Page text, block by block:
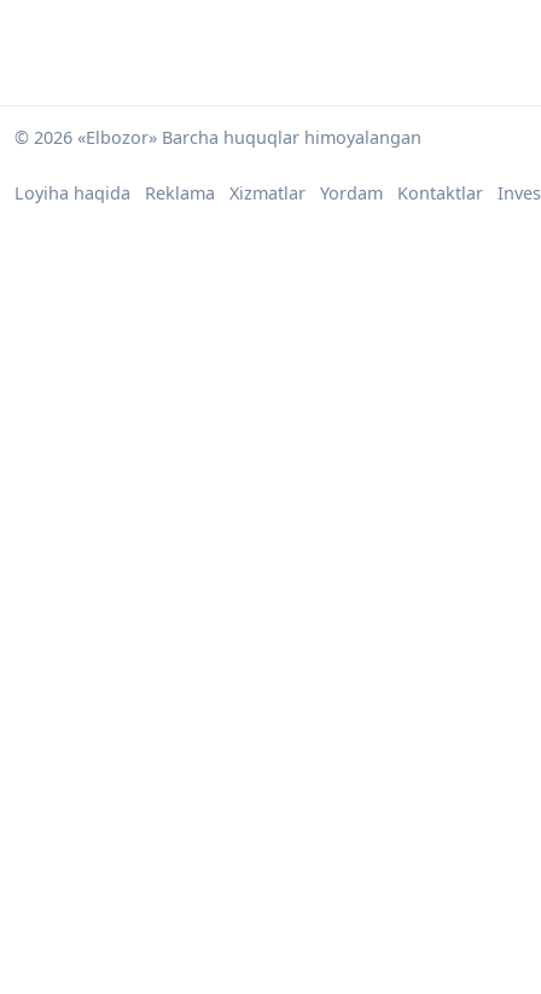
© 2026 «Elbozor» Barcha huquqlar himoyalangan
Loyiha haqida Reklama Xizmatlar Yordam Kontaktlar